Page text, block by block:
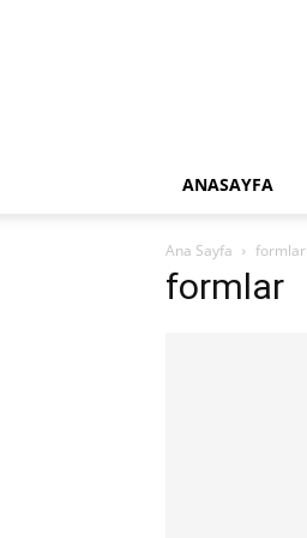
ANASAYFA
Ana Sayfa formlar
formlar